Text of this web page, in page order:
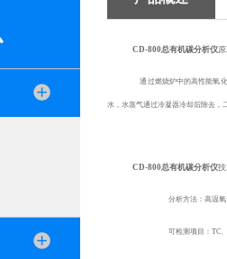
CD-800总有机碳分析仪
通过燃烧炉中的高性能氧
水，水蒸气通过冷凝器冷却后除去，
CD-800总有机碳分析仪
分析方法：高温
可检测项目：TC